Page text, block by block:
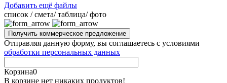
Добавить ещё файлы
cписок / смета/ таблица/ фото
Отправляя данную форму, вы соглашаетесь с условиями
обработки персональных данных
Корзина0
В корзине нет никаких продуктов!